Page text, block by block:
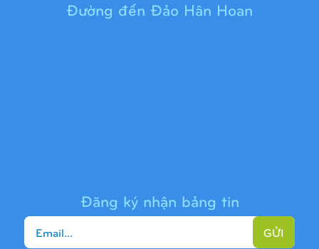
Đường đến Đảo Hân Hoan
Đăng ký nhận bảng tin
GỬI